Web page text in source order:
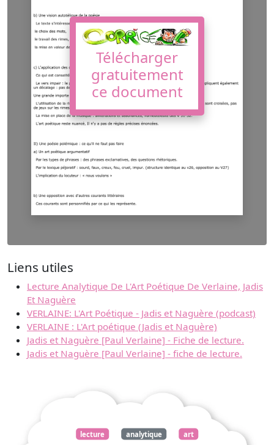
Télécharger
gratuitement
ce document
Liens utiles
Lecture Analytique De L'Art Poétique De Verlaine, Jadis
Et Naguère
VERLAINE: L'Art Poétique - Jadis et Naguère (podcast)
VERLAINE : L'Art poétique (Jadis et Naguère)
Jadis et Naguère [Paul Verlaine] - Fiche de lecture.
Jadis et Naguère [Paul Verlaine] - fiche de lecture.
lecture analytique art